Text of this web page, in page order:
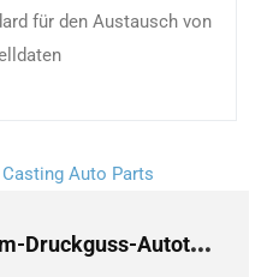
für den Austausch von
O
DM polierte Aluminium-Druckguss-Autoteile